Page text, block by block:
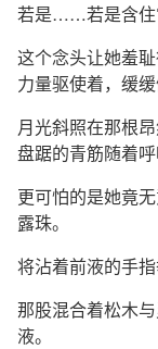
若是……若是含
这个念头让她羞
力量驱使着，缓
月光斜照在那根
盘踞的青筋随着呼
更可怕的是她竟
露珠。
将沾着前液的手指
那股混合着松木
液。